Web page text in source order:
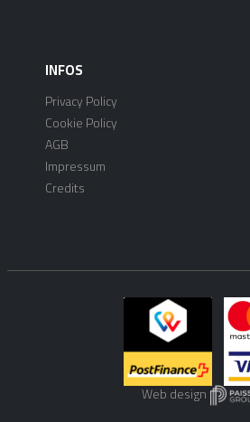
INFOS
Privacy Policy
Cookie Policy
AGB
Impressum
Credits
Web design